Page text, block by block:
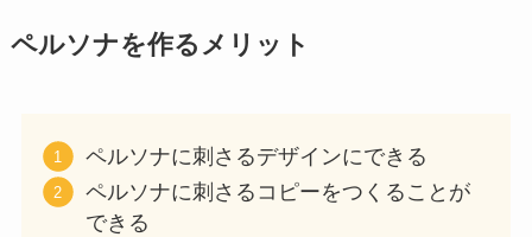
ペルソナを作るメリット
ペルソナに刺さるデザインにできる
ペルソナに刺さるコピーをつくることが
できる